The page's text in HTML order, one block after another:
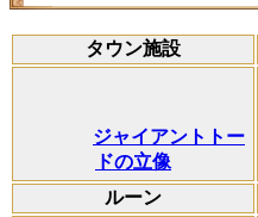
タウン施設
ジャイアントトー
ドの立像
ルーン